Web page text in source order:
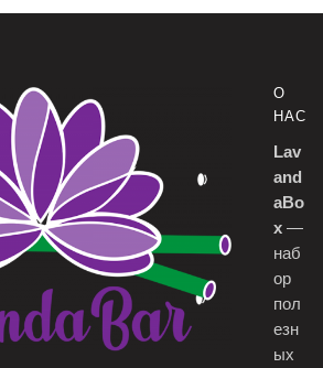
О
НАС
Lav
and
aBo
x—
наб
ор
пол
езн
ых